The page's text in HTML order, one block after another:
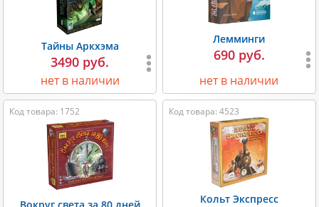
Тайны Аркхэма
3490 руб.
нет в наличии
Лемминги
690 руб.
нет в наличии
Код товара: 1752 Код товара: 4523
Кольт Экспресс